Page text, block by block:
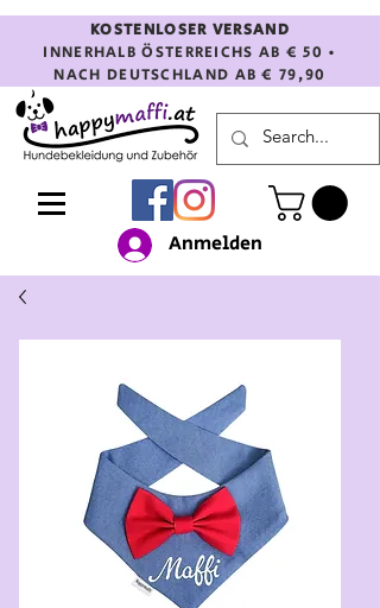
KOSTENLOSER VERSAND
INNERHALB ÖSTERREICHS AB € 50 •
NACH DEUTSCHLAND AB € 79,90
Anmelden